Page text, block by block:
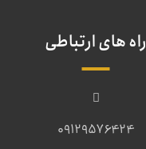
راه های ارتباطی
09129576424